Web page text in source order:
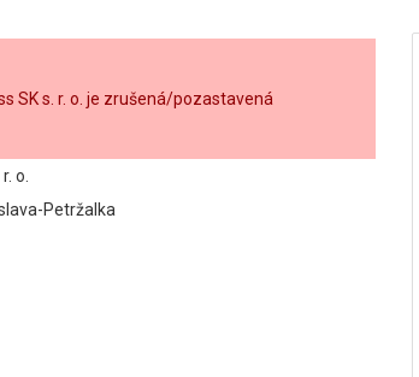
SK s. r. o. je zrušená/pozastavená
o.
Petržalka